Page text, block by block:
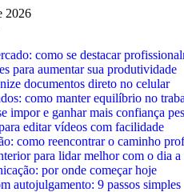
2026
como se destacar
para aumentar sua produtividade
documentos direto no celular
como manter equilíbrio no
impor e ganhar mais confiança
editar vídeos com facilidade
como reencontrar o caminho
para lidar melhor com o dia a
por onde começar hoje
autojulgamento: 9 passos simples